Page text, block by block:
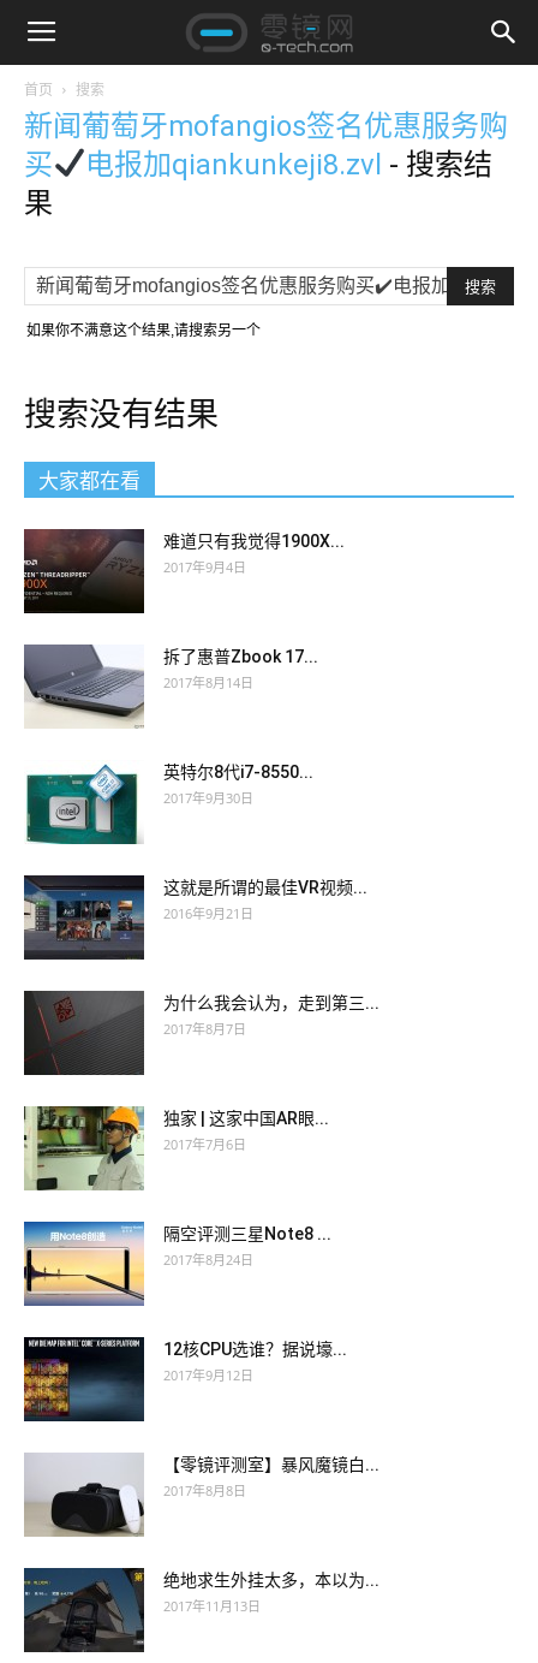
首页 搜索
新闻葡萄牙mofangios签名优惠服务购
买
电报加qiankunkeji8.zvl - 搜索结
果
如果你不满意这个结果,请搜索另一个
搜索没有结果
大家都在看
难道只有我觉得1900X...
2017年9月4日
拆了惠普Zbook 17...
2017年8月14日
英特尔8代i7-8550...
2017年9月30日
这就是所谓的最佳VR视频...
2016年9月21日
为什么我会认为，走到第三...
2017年8月7日
独家 | 这家中国AR眼...
2017年7月6日
隔空评测三星Note8 ...
2017年8月24日
12核CPU选谁？据说壕...
2017年9月12日
【零镜评测室】暴风魔镜白...
2017年8月8日
绝地求生外挂太多，本以为...
2017年11月13日